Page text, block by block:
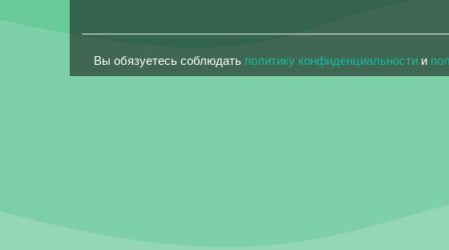
Вы обязуетесь соблюдать политику конфиденциальности и